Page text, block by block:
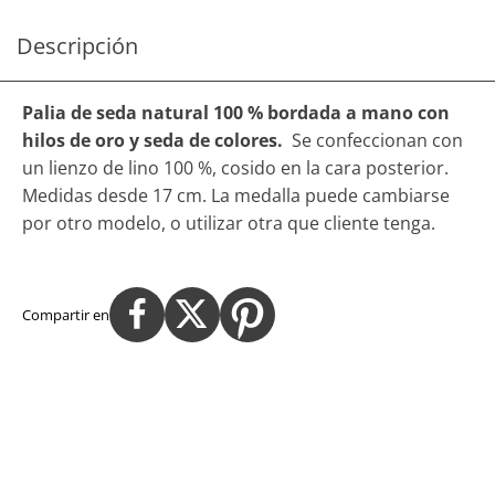
Descripción
Palia de seda natural 100 % bordada a mano con
hilos de oro y seda de colores. Se confeccionan con
un lienzo de lino 100 %, cosido en la cara posterior.
Medidas desde 17 cm. La medalla puede cambiarse
por otro modelo, o utilizar otra que cliente tenga.
Compartir en